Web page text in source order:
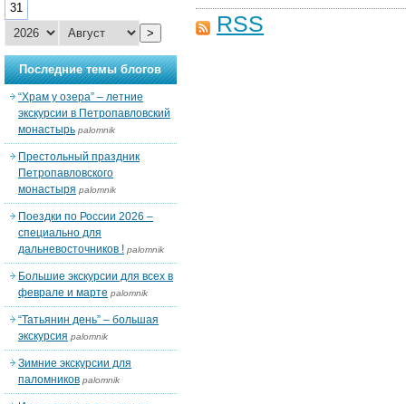
RSS
31
>
Последние темы блогов
“Храм у озера” – летние
экскурсии в Петропавловский
монастырь palomnik
Престольный праздник
Петропавловского
монастыря palomnik
Поездки по России 2026 –
специально для
дальневосточников ! palomnik
Большие экскурсии для всех в
феврале и марте palomnik
“Татьянин день” – большая
экскурсия palomnik
Зимние экскурсии для
паломников palomnik